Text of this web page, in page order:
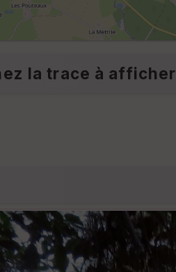
la trace à afficher